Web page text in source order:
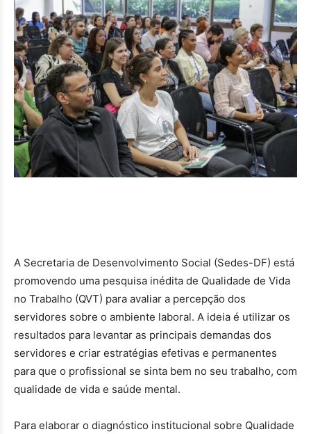
A Secretaria de Desenvolvimento Social (Sedes-DF) está
promovendo uma pesquisa inédita de Qualidade de Vida
no Trabalho (QVT) para avaliar a percepção dos
servidores sobre o ambiente laboral. A ideia é utilizar os
resultados para levantar as principais demandas dos
servidores e criar estratégias efetivas e permanentes
para que o profissional se sinta bem no seu trabalho, com
qualidade de vida e saúde mental.
Para elaborar o diagnóstico institucional sobre Qualidade